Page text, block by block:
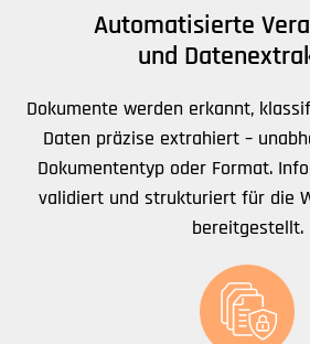
Automatisierte
und
Dokumente werden erkannt,
Daten präzise extrahiert –
Dokumententyp oder Format.
validiert und strukturiert für die
bereitgestellt.